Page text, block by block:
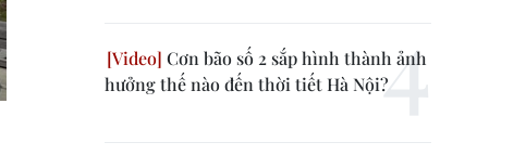
Cơn bão số 2 sắp hình thành ảnh
hưởng thế nào đến thời tiết Hà Nội?